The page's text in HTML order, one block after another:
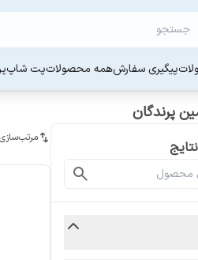
پیگیری سفارشهمه محصولاتپت شاپ
پرندگان